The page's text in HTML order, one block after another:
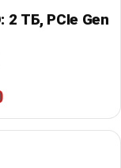
2 ТБ, PCIe Gen